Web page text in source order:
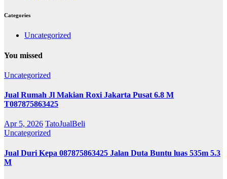
Categories
Uncategorized
You missed
Uncategorized
Jual Rumah Jl Makian Roxi Jakarta Pusat 6.8 M
T087875863425
Apr 5, 2026 TatoJualBeli
Uncategorized
Jual Duri Kepa 087875863425 Jalan Duta Buntu luas 535m 5.3
M